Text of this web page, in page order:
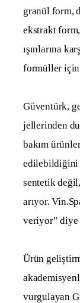
granül form,
ekstrakt
ışınlarına
formüller
Güventürk,
jellerinden
bakım
edilebildiğini
sentetik
arıyor.
veriyor” diye
Ürün
vurgulayan